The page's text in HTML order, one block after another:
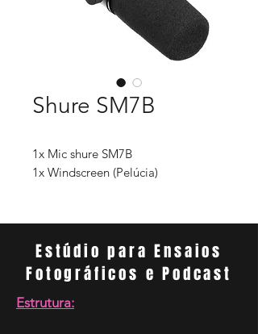
Shure SM7B
1x Mic shure SM7B
1x Windscreen (Pelúcia)
Estúdio para Ensaios
Fotográficos e Podcast
Estrutura: